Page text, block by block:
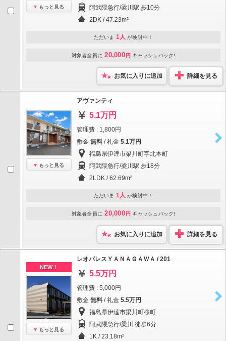
もっと見る
阿武隈急行/梁川駅 歩10分
2DK / 47.23m²
ただいま 1人 が検討中！
対象者全員に 20,000 円 キャッシュバック!
お気に入りに追加 詳細を見る
もっと見る
アヴァンティ
5.1万円
管理費 : 1,800円
敷金 無料 / 礼金 5.1万円
福島県伊達市梁川町字北本町
阿武隈急行/梁川駅 歩18分
2LDK / 62.69m²
ただいま 1人 が検討中！
対象者全員に 20,000 円 キャッシュバック!
お気に入りに追加 詳細を見る
NEW！
もっと見る
レオパレスＹＡＮＡＧＡＷＡ / 201
5.5万円
管理費 : 5,000円
敷金 無料 / 礼金 5.5万円
福島県伊達市梁川町桜町
阿武隈急行/梁川 徒歩6分
1K / 23.18m²